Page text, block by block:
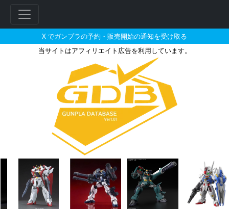
X でガンプラの予約・販売開始の通知を受け取る
当サイトはアフィリエイト広告を利用しています。
ケリィ・レズナーが搭乗した機
ー